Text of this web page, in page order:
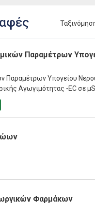
Παραμέτρων
Παραμέτρων Υπογείου
Αγωγιμότητας -EC σε
Φαρμάκων